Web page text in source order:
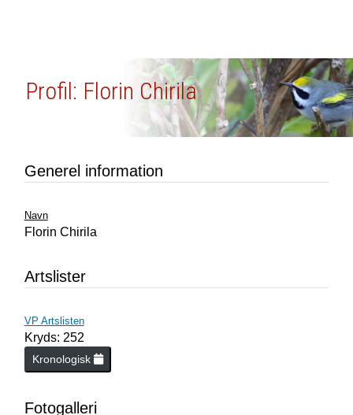
Profil: Florin Chirila
Generel information
Navn
Florin Chirila
Artslister
VP Artslisten
Kryds: 252
Kronologisk
Fotogalleri